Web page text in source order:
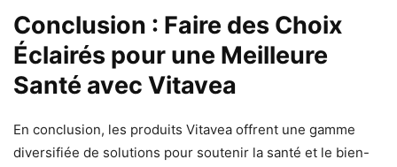
Conclusion : Faire des Choix
Éclairés pour une Meilleure
Santé avec Vitavea
En conclusion, les produits Vitavea offrent une gamme
diversifiée de solutions pour soutenir la santé et le bien-